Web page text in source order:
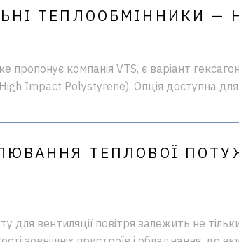
ТЕПЛООБМІННИКИ —
пропонує компанія VTS, є варіант
Impact Polystyrene). Опція доступна для
ТЕПЛОВОЇ
для вентиляції повітря залежить не